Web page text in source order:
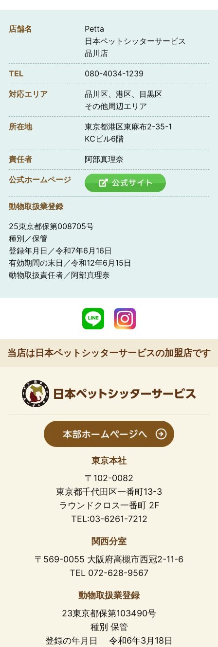
店舗名
Petta
日本ペットシッターサービス
品川店
TEL 080-4034-1239
対応エリア
品川区、港区、目黒区
その他周辺エリア
所在地
東京都港区東麻布2-35-1
KCビル6階
責任者 阿部真理奈
公式ホームページ
動物取扱業登録
25東京都保第008705号
種別／保管
登録年月日／令和7年6月16日
有効期間の末日／令和12年6月15日
動物取扱責任者／阿部真理奈
当店は日本ペットシッターサービスの加盟店です
東京本社
〒102-0082
東京都千代田区一番町13-3
ラウンドクロス一番町 2F
TEL:03-6261-7212
関西分室
〒569-0055 大阪府高槻市西冠2-11-6
TEL 072-628-9567
動物取扱業登録
23東京都保第103490号
種別 保管
登録の年月日 令和6年3月18日